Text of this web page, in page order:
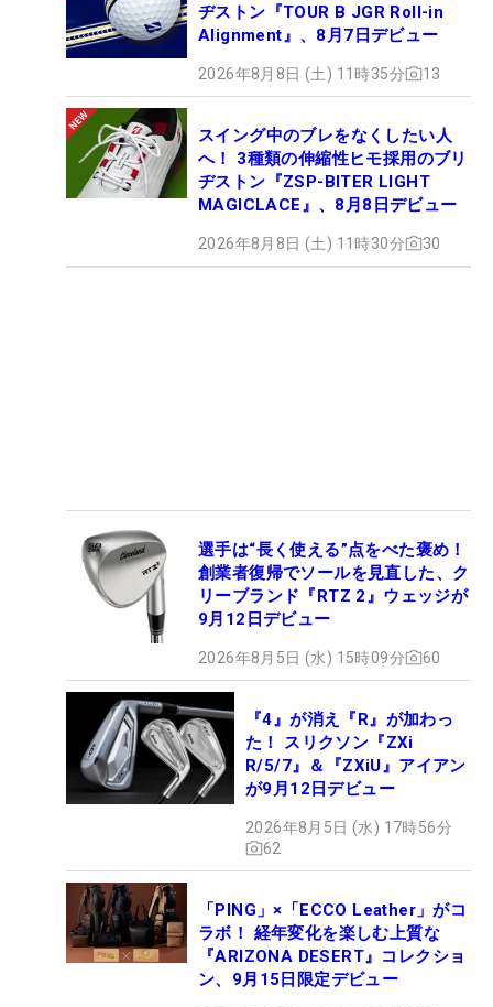
ヂストン『TOUR B JGR Roll-in
Alignment』、8月7日デビュー
2026年8月8日 (土) 11時35分 13
スイング中のブレをなくしたい人
へ！ 3種類の伸縮性ヒモ採用のブリ
ヂストン『ZSP-BITER LIGHT
MAGICLACE』、8月8日デビュー
2026年8月8日 (土) 11時30分 30
選手は“長く使える”点をべた褒め！
創業者復帰でソールを見直した、ク
リーブランド『RTZ 2』ウェッジが
9月12日デビュー
2026年8月5日 (水) 15時09分 60
『4』が消え『R』が加わっ
た！ スリクソン『ZXi
R/5/7』＆『ZXiU』アイアン
が9月12日デビュー
2026年8月5日 (水) 17時56分
62
「PING」×「ECCO Leather」がコ
ラボ！ 経年変化を楽しむ上質な
『ARIZONA DESERT』コレクショ
ン、9月15日限定デビュー